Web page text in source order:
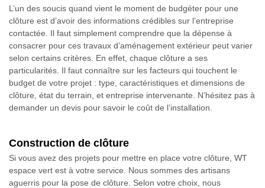
L’un des soucis quand vient le moment de budgéter pour une
clôture est d’avoir des informations crédibles sur l’entreprise
contactée. Il faut simplement comprendre que la dépense à
consacrer pour ces travaux d’aménagement extérieur peut varier
selon certains critères. En effet, chaque clôture a ses
particularités. Il faut connaître sur les facteurs qui touchent le
budget de votre projet : type, caractéristiques et dimensions de
clôture, état du terrain, et entreprise intervenante. N’hésitez pas à
demander un devis pour savoir le coût de l’installation.
Construction de clôture
Si vous avez des projets pour mettre en place votre clôture, WT
espace vert est à votre service. Nous sommes des artisans
aguerris pour la pose de clôture. Selon votre choix, nous